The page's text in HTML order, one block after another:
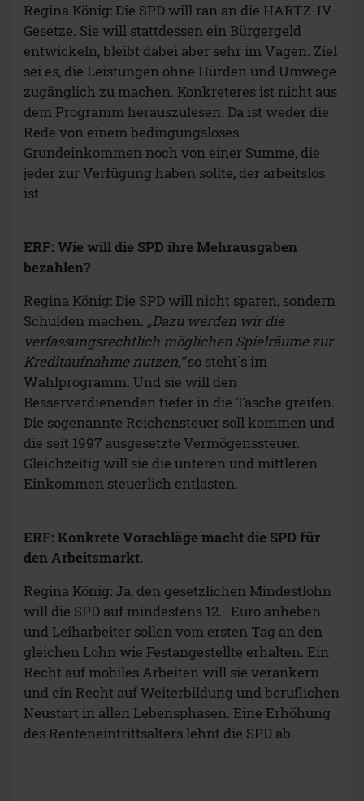
Regina König: Die SPD will ran an die HARTZ-IV-
Gesetze. Sie will stattdessen ein Bürgergeld
entwickeln, bleibt dabei aber sehr im Vagen. Ziel
sei es, die Leistungen ohne Hürden und Umwege
zugänglich zu machen. Konkreteres ist nicht aus
dem Programm herauszulesen. Da ist weder die
Rede von einem bedingungsloses
Grundeinkommen noch von einer Summe, die
jeder zur Verfügung haben sollte, der arbeitslos
ist.
ERF: Wie will die SPD ihre Mehrausgaben
bezahlen?
Regina König: Die SPD will nicht sparen, sondern
Schulden machen. „Dazu werden wir die
verfassungsrechtlich möglichen Spielräume zur
Kreditaufnahme nutzen,“so steht´s im
Wahlprogramm. Und sie will den
Besserverdienenden tiefer in die Tasche greifen.
Die sogenannte Reichensteuer soll kommen und
die seit 1997 ausgesetzte Vermögenssteuer.
Gleichzeitig will sie die unteren und mittleren
Einkommen steuerlich entlasten.
ERF: Konkrete Vorschläge macht die SPD für
den Arbeitsmarkt.
Regina König: Ja, den gesetzlichen Mindestlohn
will die SPD auf mindestens 12.- Euro anheben
und Leiharbeiter sollen vom ersten Tag an den
gleichen Lohn wie Festangestellte erhalten. Ein
Recht auf mobiles Arbeiten will sie verankern
und ein Recht auf Weiterbildung und beruflichen
Neustart in allen Lebensphasen. Eine Erhöhung
des Renteneintrittsalters lehnt die SPD ab.